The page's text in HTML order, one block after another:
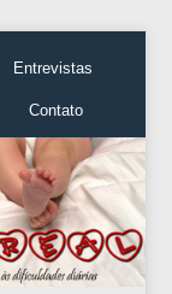
Entrevistas
Contato